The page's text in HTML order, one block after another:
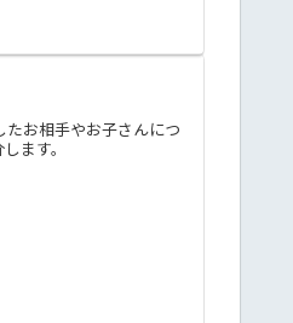
お相手やお子さんにつ
ます。